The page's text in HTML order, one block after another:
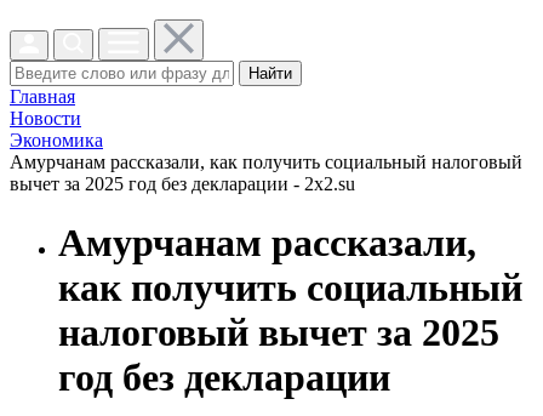
Найти
Главная
Новости
Экономика
Амурчанам рассказали, как получить социальный налоговый
вычет за 2025 год без декларации - 2x2.su
Амурчанам рассказали,
как получить социальный
налоговый вычет за 2025
год без декларации